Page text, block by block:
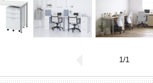
1/1